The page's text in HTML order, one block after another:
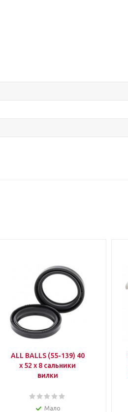
ALL BALLS (55-139) 40
x 52 x 8 сальники
вилки
Мало